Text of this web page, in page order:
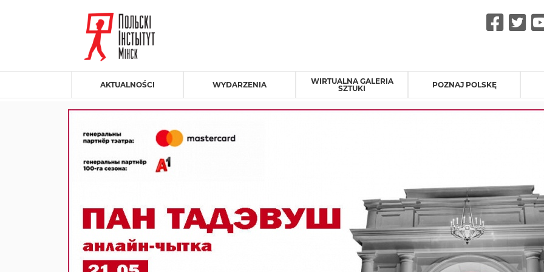
AKTUALNOŚCI WYDARZENIA
WIRTUALNA GALERIA
SZTUKI
POZNAJ POLSKĘ